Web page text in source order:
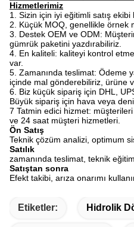
Hizmetlerimiz
1. Sizin için iyi eğitimli satış ekibi
2. Küçük MOQ, genellikle örnek
3. Destek OEM ve ODM:
gümrük paketini yazdırabiliriz.
4. En kaliteli: kaliteyi kontrol
var.
5. Zamanında teslimat: Ödeme
içinde mal gönderebiliriz, ürüne
6. Biz küçük sipariş için DHL,
Büyük sipariş için hava veya
7 Tatmin edici hizmet:
ve 24 saat müşteri hizmetleri.
Ön Satış
Teknik çözüm analizi, optimum
Satılık
zamanında teslimat, teknik
Satıştan sonra
Efekt takibi, arıza onarımı
Etiketler: Hidrolik